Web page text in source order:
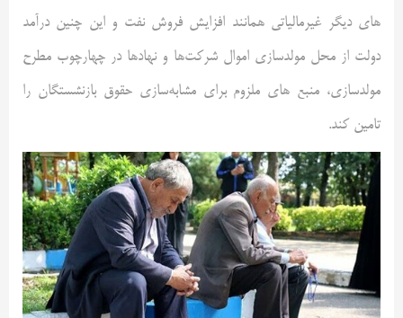
های دیگر غیرمالیاتی همانند افزایش فروش نفت و این چنین درآمد
دولت از محل مولدسازی اموال شرکت‌ها و نهادها در چهارچوب مطرح
مولدسازی، منبع های ملزوم برای مشابه‌سازی حقوق بازنشستگان را
تامین کند.